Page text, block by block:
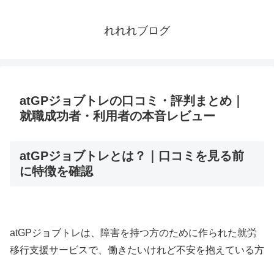
れれれブログ
atGPジョブトレの口コミ・評判まとめ｜
就職成功者・利用者の本音レビュー
atGPジョブトレとは？｜口コミを見る前
に特徴を確認
atGPジョブトレは、障害を持つ方のために作られた就労
移行支援サービスで、働きたいけれど不安を抱えている方